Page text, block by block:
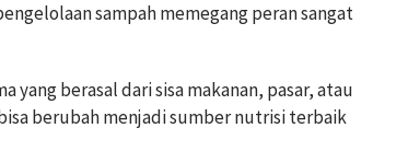
sampah memegang peran sangat
yang berasal dari sisa makanan, pasar, atau
berubah menjadi sumber nutrisi terbaik